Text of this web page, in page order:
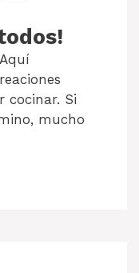
cocinar. Si
mucho